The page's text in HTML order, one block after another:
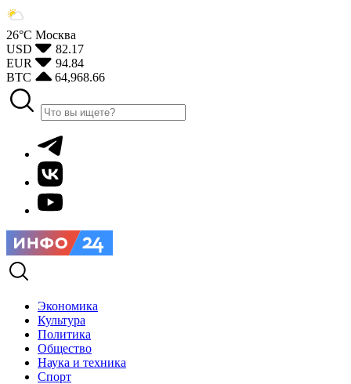
26°С Москва
USD
82.17
EUR
94.84
BTC
64,968.66
Экономика
Культура
Политика
Общество
Наука и техника
Спорт